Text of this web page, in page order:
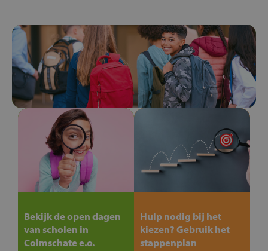
Bekijk de open dagen
van scholen in
Colmschate e.o.
Hulp nodig bij het
kiezen? Gebruik het
stappenplan